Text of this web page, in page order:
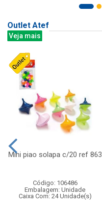
Outlet Atef
Veja mais
Mini piao solapa c/20 ref 863
Código: 106486
Embalagem: Unidade
Caixa Com: 24 Unidade(s)